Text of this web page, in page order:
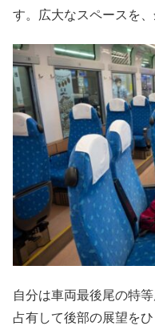
す。広大なスペースを
自分は車両最後尾の特
占有して後部の展望を